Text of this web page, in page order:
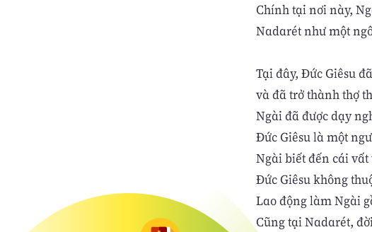
Chính tại nơi này,
Nadarét như một
Tại đây, Đức Giêsu
và đã trở thành thợ
Ngài đã được dạy
Đức Giêsu là một
Ngài biết đến cái
Đức Giêsu không
Lao động làm Ngài
Cũng tại Nadarét,